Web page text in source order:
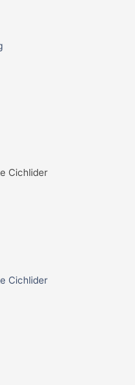
Cichlider
Cichlider